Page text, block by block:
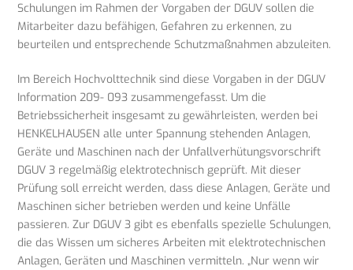
Schulungen im Rahmen der Vorgaben der DGUV sollen die
Mitarbeiter dazu befähigen, Gefahren zu erkennen, zu
beurteilen und entsprechende Schutzmaßnahmen abzuleiten.
Im Bereich Hochvolttechnik sind diese Vorgaben in der DGUV
Information 209- 093 zusammengefasst. Um die
Betriebssicherheit insgesamt zu gewährleisten, werden bei
HENKELHAUSEN alle unter Spannung stehenden Anlagen,
Geräte und Maschinen nach der Unfallverhütungsvorschrift
DGUV 3 regelmäßig elektrotechnisch geprüft. Mit dieser
Prüfung soll erreicht werden, dass diese Anlagen, Geräte und
Maschinen sicher betrieben werden und keine Unfälle
passieren. Zur DGUV 3 gibt es ebenfalls spezielle Schulungen,
die das Wissen um sicheres Arbeiten mit elektrotechnischen
Anlagen, Geräten und Maschinen vermitteln. „Nur wenn wir